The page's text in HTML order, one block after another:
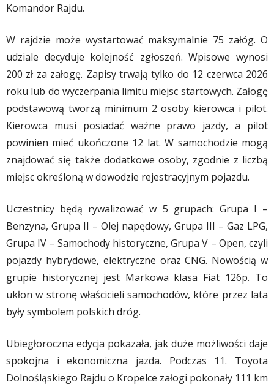
Komandor Rajdu.
W rajdzie może wystartować maksymalnie 75 załóg. O
udziale decyduje kolejność zgłoszeń. Wpisowe wynosi
200 zł za załogę. Zapisy trwają tylko do 12 czerwca 2026
roku lub do wyczerpania limitu miejsc startowych. Załogę
podstawową tworzą minimum 2 osoby kierowca i pilot.
Kierowca musi posiadać ważne prawo jazdy, a pilot
powinien mieć ukończone 12 lat. W samochodzie mogą
znajdować się także dodatkowe osoby, zgodnie z liczbą
miejsc określoną w dowodzie rejestracyjnym pojazdu.
Uczestnicy będą rywalizować w 5 grupach: Grupa I –
Benzyna, Grupa II – Olej napędowy, Grupa III – Gaz LPG,
Grupa IV – Samochody historyczne, Grupa V – Open, czyli
pojazdy hybrydowe, elektryczne oraz CNG. Nowością w
grupie historycznej jest Markowa klasa Fiat 126p. To
ukłon w stronę właścicieli samochodów, które przez lata
były symbolem polskich dróg.
Ubiegłoroczna edycja pokazała, jak duże możliwości daje
spokojna i ekonomiczna jazda. Podczas 11. Toyota
Dolnośląskiego Rajdu o Kropelce załogi pokonały 111 km